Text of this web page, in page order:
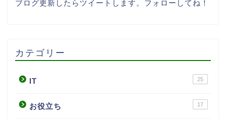
ブログ更新したらツイートします。フォローしてね！
カテゴリー
IT 25
お役立ち 17